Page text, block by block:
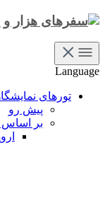
Language
تورهای
پیش رو
بر اساس